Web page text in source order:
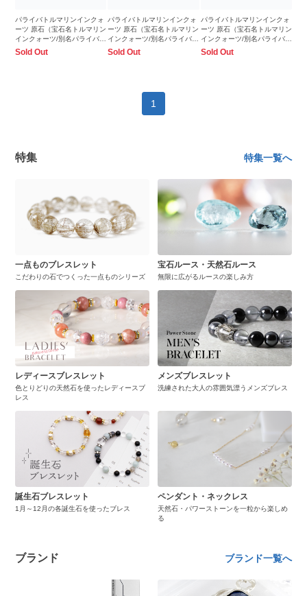
パライバトルマリンインクォ
ーツ 原石（宝石名トルマリン
インクォーツ/別名パライバ・
トルマリンインクォーツ）ブ
Sold Out
パライバトルマリンインクォ
ーツ 原石（宝石名トルマリン
インクォーツ/別名パライバ・
トルマリンインクォーツ）ブ
Sold Out
パライバトルマリンインクォ
ーツ 原石（宝石名トルマリン
インクォーツ/別名パライバ・
トルマリンインクォーツ）ブ
Sold Out
1
特集 特集一覧へ
一点ものブレスレット
こだわりの石でつくった一点ものシリーズ
宝石ルース・天然石ルース
無限に広がるルースの楽しみ方
レディースブレスレット
色とりどりの天然石を使ったレディースブ
レス
メンズブレスレット
洗練された大人の雰囲気漂うメンズブレス
誕生石ブレスレット
1月～12月の各誕生石を使ったブレス
ペンダント・ネックレス
天然石・パワーストーンを一粒から楽しめ
る
ブランド ブランド一覧へ